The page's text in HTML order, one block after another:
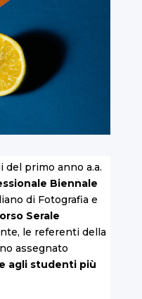
primo anno a.a.
Biennale
di Fotografia e
Serale
le referenti della
assegnato
agli studenti più